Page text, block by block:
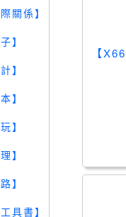
關係】
】
】
】
】
】
】
具書】
【